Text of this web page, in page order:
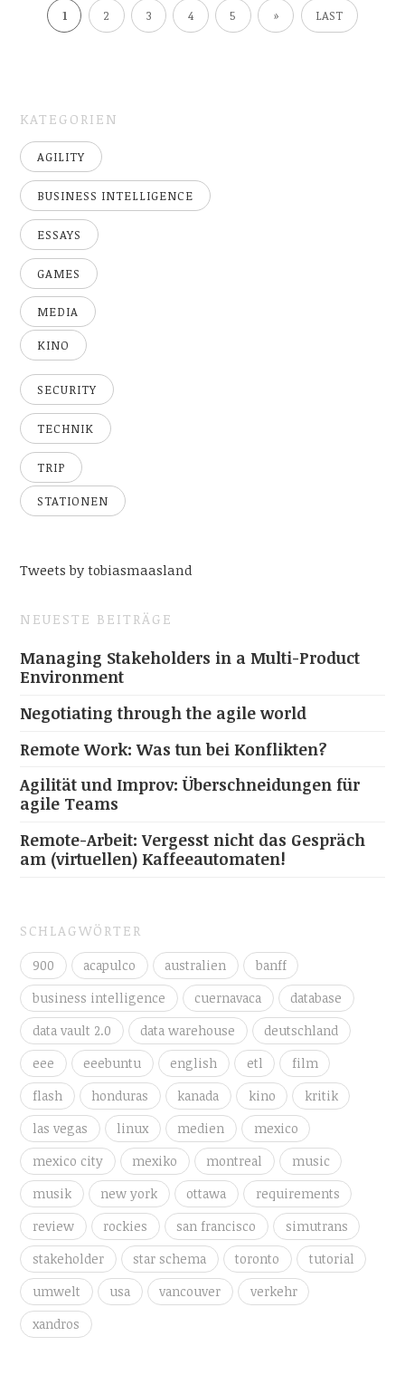
1 2 3 4 5 » LAST
KATEGORIEN
AGILITY
BUSINESS INTELLIGENCE
ESSAYS
GAMES
MEDIA
KINO
SECURITY
TECHNIK
TRIP
STATIONEN
Tweets by tobiasmaasland
NEUESTE BEITRÄGE
Managing Stakeholders in a Multi-Product
Environment
Negotiating through the agile world
Remote Work: Was tun bei Konflikten?
Agilität und Improv: Überschneidungen für
agile Teams
Remote-Arbeit: Vergesst nicht das Gespräch
am (virtuellen) Kaffeeautomaten!
SCHLAGWÖRTER
900 acapulco australien
banff
business intelligence
cuernavaca
database
data vault 2.0
data warehouse
deutschland
eee
eeebuntu english etl
film
flash
honduras kanada kino
kritik
las vegas
linux medien
mexico
mexico city
mexiko montreal
music
musik
new york ottawa
requirements
review
rockies san francisco
simutrans
stakeholder
star schema toronto
tutorial
umwelt
usa vancouver
verkehr
xandros